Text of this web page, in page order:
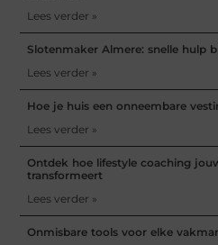
Lees verder »
Slotenmaker Almere: snelle hulp
Lees verder »
Hoe je huis een onneembare
Lees verder »
Ontdek hoe lifestyle coaching
transformeert
Lees verder »
Onmisbare tools voor elke